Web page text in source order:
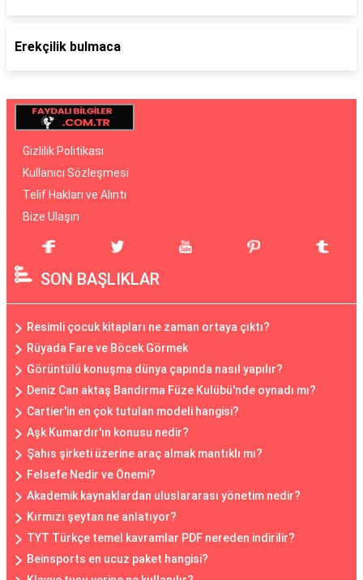
Erekçilik bulmaca
Gizlilik Politikası
Kullanıcı Sözleşmesi
Telif Hakları ve Alıntı
Bize Ulaşın
SON BAŞLIKLAR
Resimli çocuk kitapları ne zaman ortaya çıktı?
Rüyada Fare ve Böcek Görmek
Görüntülü konuşma dünya çapında nasıl yapılır?
Deniz Can aktaş Bandırma Füze Kulübü'nde oynadı mı?
Cartier'in en çok tutulan modeli hangisi?
Aşk Kumardır'ın konusu nedir?
Şahıs şirketi üzerine araç almak mantıklı mı?
Felsefe Nedir ve Önemi?
Akademik kaynaklardan uluslararası yönetim nedir?
Kırmızı şeytan ne anlatıyor?
TYT Türkçe temel kavramlar PDF nereden indirilir?
Beinsports en ucuz paket hangisi?